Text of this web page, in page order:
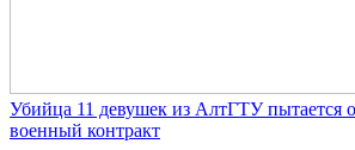
Убийца 11 девушек из АлтГТУ пытается
военный контракт